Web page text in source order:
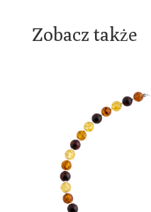
Zobacz także